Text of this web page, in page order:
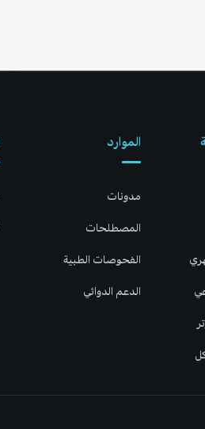
الموارد
مدونات
المصطلحات
الفحوصات الطبية
الدعم الدوائي